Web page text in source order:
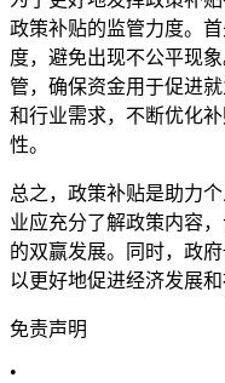
政策补贴的监管力度。
度，避免出现不公平现
管，确保资金用于促进
和行业需求，不断优化
性。
总之，政策补贴是助力
业应充分了解政策内容
的双赢发展。同时，政
以更好地促进经济发展和
免责声明
•